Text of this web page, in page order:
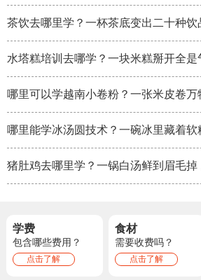
茶饮去哪里学？一杯茶底变出二十种饮
水塔糕培训去哪学？一块米糕掰开全
哪里可以学越南小卷粉？一张米皮卷万
哪里能学冰汤圆技术？一碗冰里藏着
猪肚鸡去哪里学？一锅白汤鲜到眉毛掉
学费
包含哪些费用？
点击了解
食材
需要收费吗？
点击了解